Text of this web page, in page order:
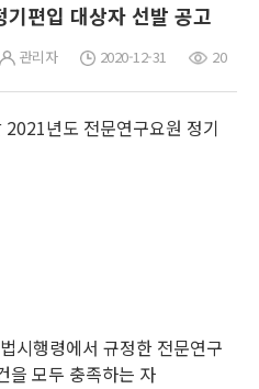
편입 대상자 선발 공고
관리자 2020-12-31 20
년도 전문연구요원 정기
시행령에서 규정한 전문연구
을 모두 충족하는 자